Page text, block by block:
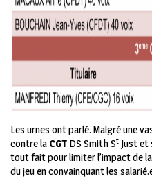
Les urnes ont parlé. Malgré une
contre la CGT DS Smith St Just et
tout fait pour limiter l’impact de la
du jeu en convainquant les